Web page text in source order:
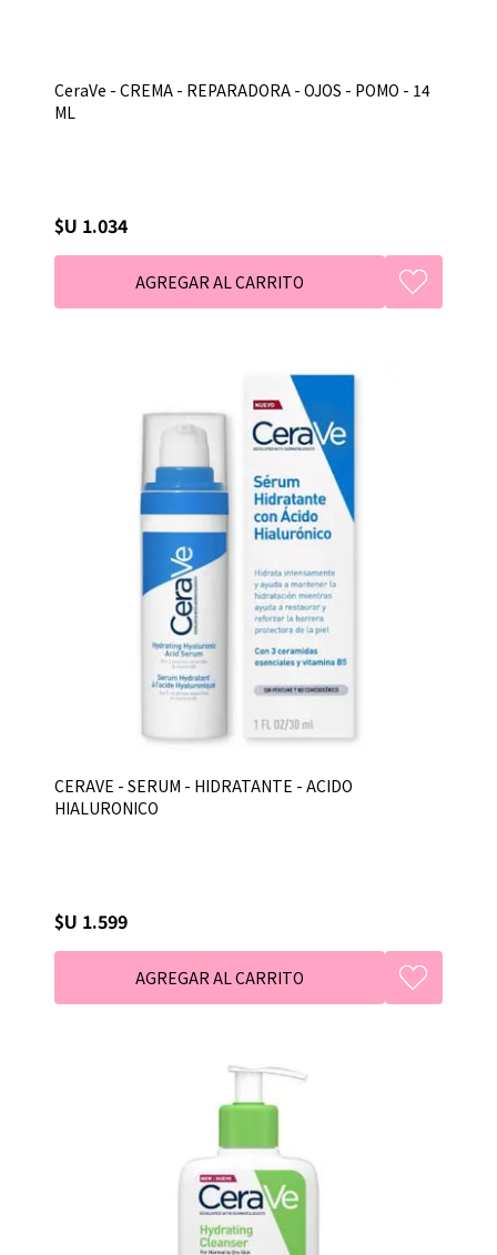
CeraVe - CREMA - REPARADORA - OJOS - POMO - 14
ML
$U 1.034
CERAVE - SERUM - HIDRATANTE - ACIDO
HIALURONICO
$U 1.599